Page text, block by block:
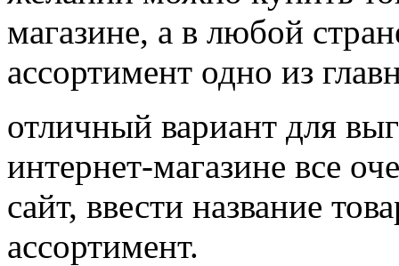
магазине, а в любой
ассортимент одно из
отличный вариант для
интернет-магазине все
сайт, ввести название
ассортимент.